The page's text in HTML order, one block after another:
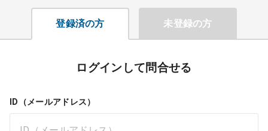
登録済の方 未登録の方
ログインして問合せる
ID（メールアドレス）